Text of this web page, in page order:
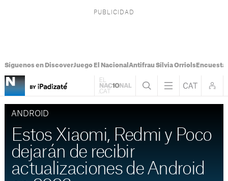
Síguenos en DiscoverJuego El Nacional Antifrau Sílvia OrriolsEncuesta
ANDROID
Estos Xiaomi, Redmi y Poco
dejarán de recibir
actualizaciones de Android